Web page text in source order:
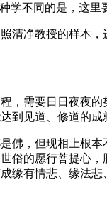
不同的是，这里
净教授的样本，
需要日日夜夜的
见道、修道的
，但现相上根本
的愿行菩提心
缘有情悲、缘法悲